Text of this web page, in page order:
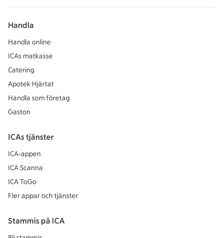
Handla
Handla online
ICAs matkasse
Catering
Apotek Hjärtat
Handla som företag
Gaston
ICAs tjänster
ICA-appen
ICA Scanna
ICA ToGo
Fler appar och tjänster
Stammis på ICA